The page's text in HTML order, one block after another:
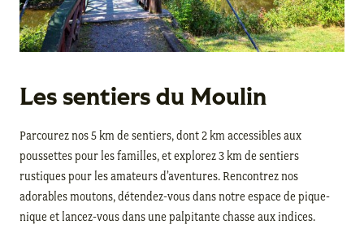
Les sentiers du Moulin
Parcourez nos 5 km de sentiers, dont 2 km accessibles aux
poussettes pour les familles, et explorez 3 km de sentiers
rustiques pour les amateurs d’aventures. Rencontrez nos
adorables moutons, détendez-vous dans notre espace de pique-
nique et lancez-vous dans une palpitante chasse aux indices.